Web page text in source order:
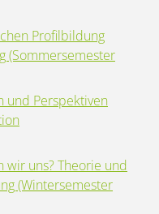
Profilbildung
(Sommersemester
und Perspektiven
wir uns? Theorie und
(Wintersemester